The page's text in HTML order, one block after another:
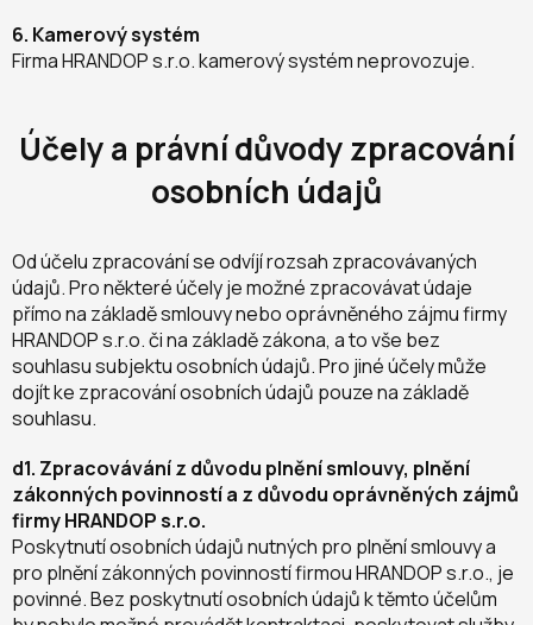
6. Kamerový systém
Firma HRANDOP s.r.o. kamerový systém neprovozuje.
Účely a právní důvody zpracování
osobních údajů
Od účelu zpracování se odvíjí rozsah zpracovávaných
údajů. Pro některé účely je možné zpracovávat údaje
přímo na základě smlouvy nebo oprávněného zájmu firmy
HRANDOP s.r.o. či na základě zákona, a to vše bez
souhlasu subjektu osobních údajů. Pro jiné účely může
dojít ke zpracování osobních údajů pouze na základě
souhlasu.
d1. Zpracovávání z důvodu plnění smlouvy, plnění
zákonných povinností a z důvodu oprávněných zájmů
firmy HRANDOP s.r.o.
Poskytnutí osobních údajů nutných pro plnění smlouvy a
pro plnění zákonných povinností firmou HRANDOP s.r.o., je
povinné. Bez poskytnutí osobních údajů k těmto účelům